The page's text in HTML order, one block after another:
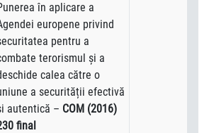
în aplicare a
europene privind
pentru a
terorismul și a
calea către o
a securității efectivă
autentică – COM (2016)
final